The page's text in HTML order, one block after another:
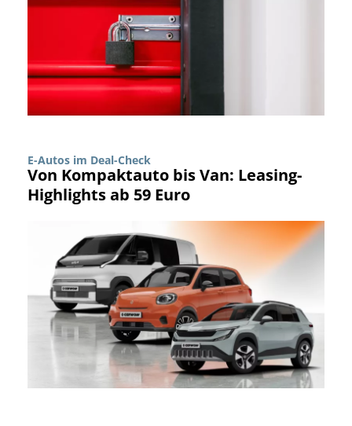
E-Autos im Deal-Check
Von Kompaktauto bis Van: Leasing-
Highlights ab 59 Euro